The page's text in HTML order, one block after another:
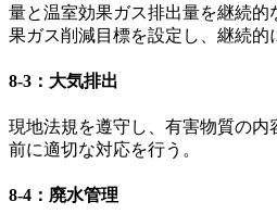
量と温室効果ガス排出量を継続的
果ガス削減目標を設定し、継続的
8-3：大気排出
現地法規を遵守し、有害物質の内
前に適切な対応を行う。
8-4：廃水管理